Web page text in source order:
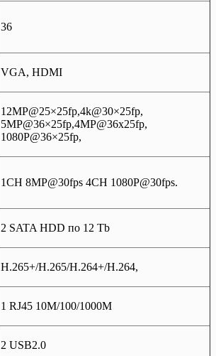
36
VGA, HDMI
12MP@25×25fp,4k@30×25fp,
5MP@36×25fp,4MP@36x25fp,
1080P@36×25fp,
1CH 8MP@30fps 4CH 1080P@30fps.
2 SATA HDD по 12 Tb
H.265+/H.265/H.264+/H.264,
1 RJ45 10M/100/1000M
2 USB2.0